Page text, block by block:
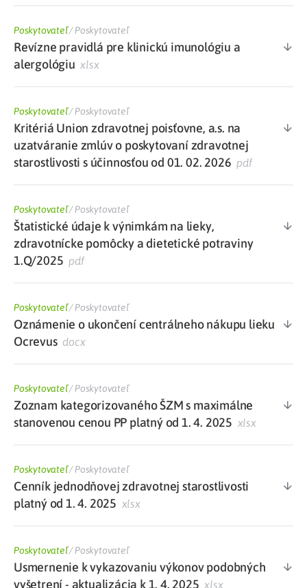
Poskytovateľ/Poskytovateľ
Revízne pravidlá pre klinickú imunológiu a
alergológiu xlsx
Poskytovateľ/Poskytovateľ
Kritériá Union zdravotnej poisťovne, a.s. na
uzatváranie zmlúv o poskytovaní zdravotnej
starostlivosti s účinnosťou od 01. 02. 2026 pdf
Poskytovateľ/Poskytovateľ
Štatistické údaje k výnimkám na lieky,
zdravotnícke pomôcky a dietetické potraviny
1.Q/2025 pdf
Poskytovateľ/Poskytovateľ
Oznámenie o ukončení centrálneho nákupu lieku
Ocrevusdocx
Poskytovateľ/Poskytovateľ
Zoznam kategorizovaného ŠZM s maximálne
stanovenou cenou PP platný od 1. 4. 2025 xlsx
Poskytovateľ/Poskytovateľ
Cenník jednodňovej zdravotnej starostlivosti
platný od 1. 4. 2025 xlsx
Poskytovateľ/Poskytovateľ
Usmernenie k vykazovaniu výkonov podobných
vyšetrení - aktualizácia k 1. 4. 2025 xlsx